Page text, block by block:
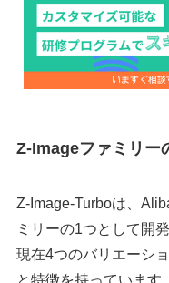
Z-Imageファミリー
Z-Image-Turboは、
ミリーの1つとして開
現在4つのバリエーシ